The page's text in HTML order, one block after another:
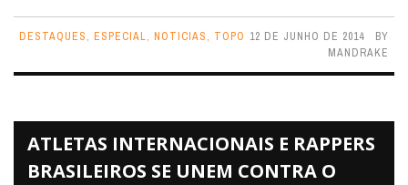
DESTAQUES, ESPECIAL, NOTICIAS, TOPO 12 DE JUNHO DE 2014
BY
MANDRAKE
ATLETAS INTERNACIONAIS E RAPPERS
BRASILEIROS SE UNEM CONTRA O